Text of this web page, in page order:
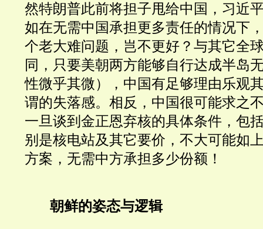
然特朗普此前将担子甩给中国，习近
如在无需中国承担更多责任的情况下
个老大难问题，岂不更好？与其它全
同，只要美朝两方能够自行达成半岛
性微乎其微），中国有足够理由乐观
谓的失落感。相反，中国很可能求之
一旦谈到金正恩弃核的具体条件，包
别是核电站及其它要价，不大可能如
方案，无需中方承担多少份额！
朝鲜的姿态与逻辑